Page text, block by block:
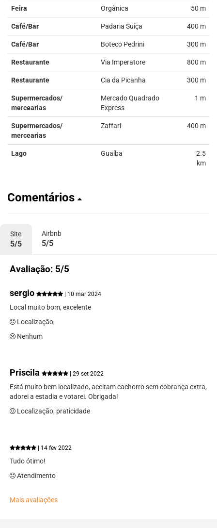
Feira Orgânica 50 m
Café/Bar Padaria Suíça 400 m
Café/Bar Boteco Pedrini 300 m
Restaurante Via Imperatore 800 m
Restaurante Cia da Picanha 300 m
Supermercados/
mercearias
Mercado Quadrado
Express
1 m
Supermercados/
mercearias
Zaffari 400 m
Lago Guaíba
2.5
km
Comentários
Site
5/5
Airbnb
5/5
Avaliação: 5/5
sergio | 10 mar 2024
Local muito bom, excelente
Localização,
Nenhum
Priscila | 29 set 2022
Está muito bem localizado, aceitam cachorro sem cobrança extra,
adorei a estadia e votarei. Obrigada!
Localização, praticidade
| 14 fev 2022
Tudo ótimo!
Atendimento
Mais avaliações